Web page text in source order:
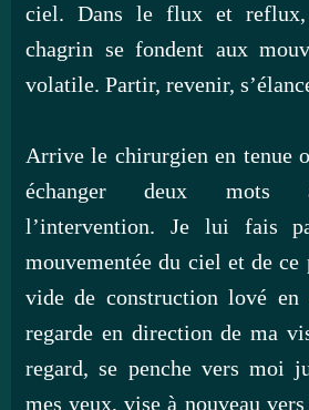
ciel. Dans le flux et reflux,
chagrin se fondent aux
volatile. Partir, revenir,
Arrive le chirurgien en tenue
échanger deux mots
l’intervention. Je lui fais
mouvementée du ciel et de ce
vide de construction lové
regarde en direction de ma
regard, se penche vers moi
mes yeux, vise à nouveau